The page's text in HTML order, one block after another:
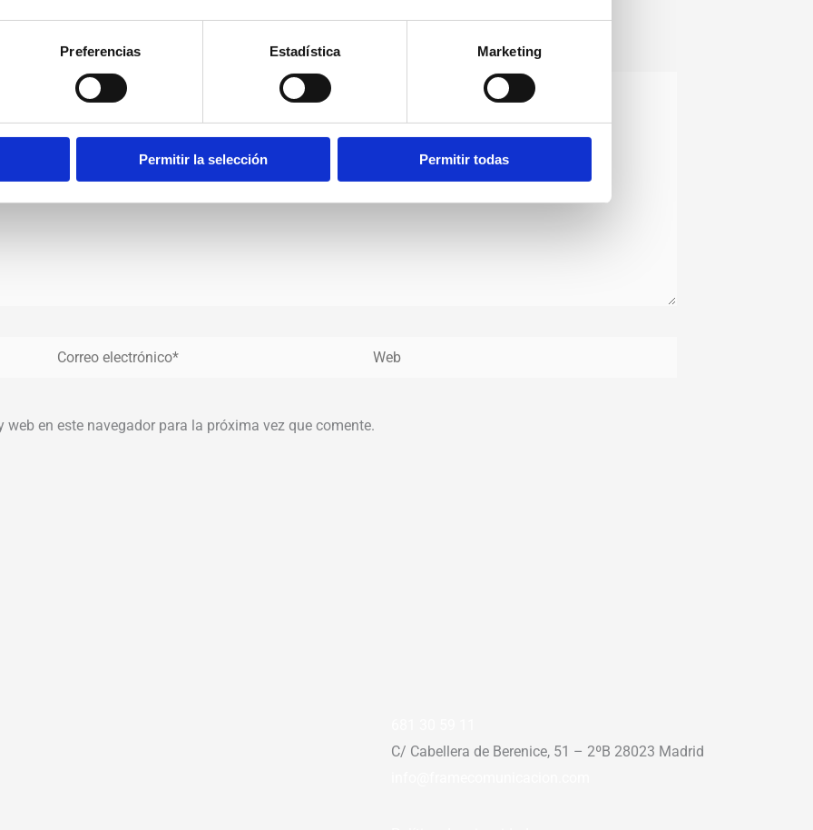
Preferencias Estadística Marketing
Permitir la selección Permitir todas
Correo
Web
en este navegador para la próxima vez que comente.
C/ Cabellera de Berenice, 51 – 2ºB 28023 Madrid